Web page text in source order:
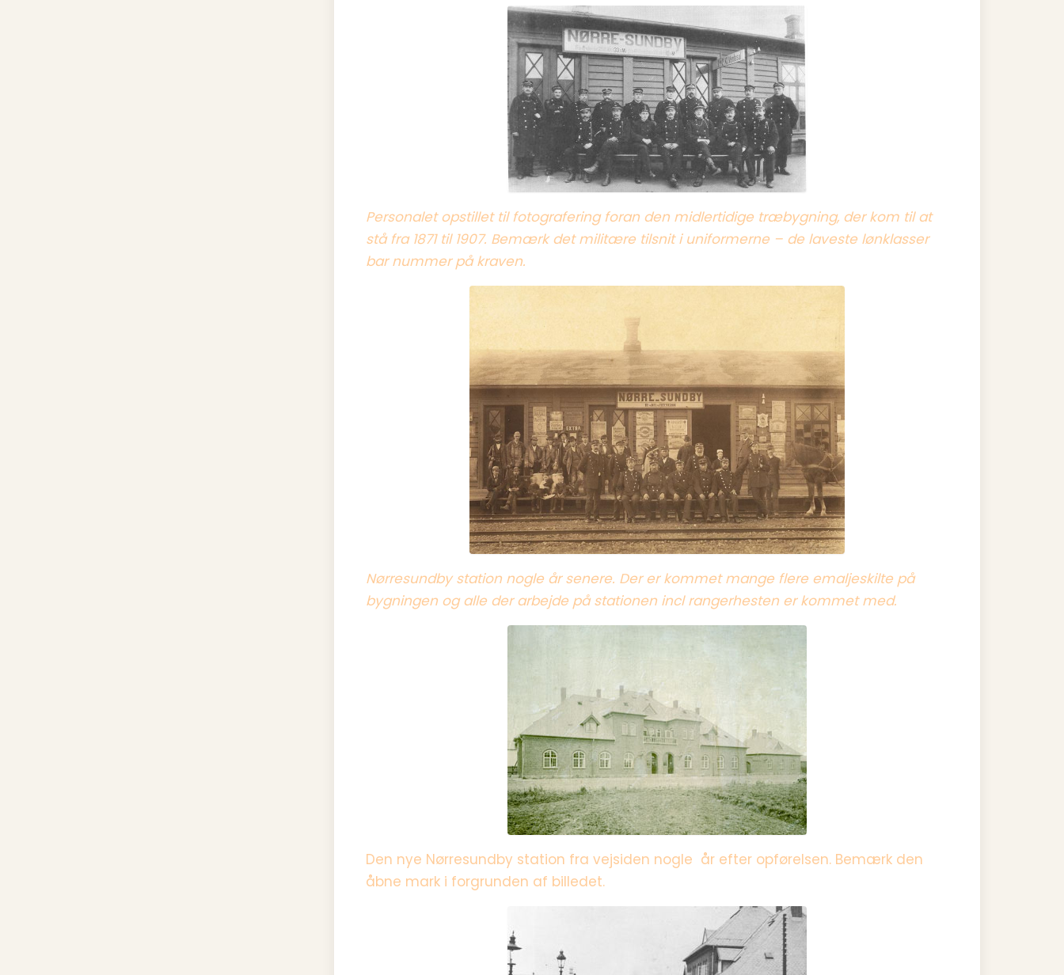
Personalet opstillet til fotografering foran den midlertidige træbygning, der kom til at
stå fra 1871 til 1907. Bemærk det militære tilsnit i uniformerne – de laveste lønklasser
bar nummer på kraven.
Nørresundby station nogle år senere. Der er kommet mange flere emaljeskilte på
bygningen og alle der arbejde på stationen incl rangerhesten er kommet med.
Den nye Nørresundby station fra vejsiden nogle år efter opførelsen. Bemærk den
åbne mark i forgrunden af billedet.